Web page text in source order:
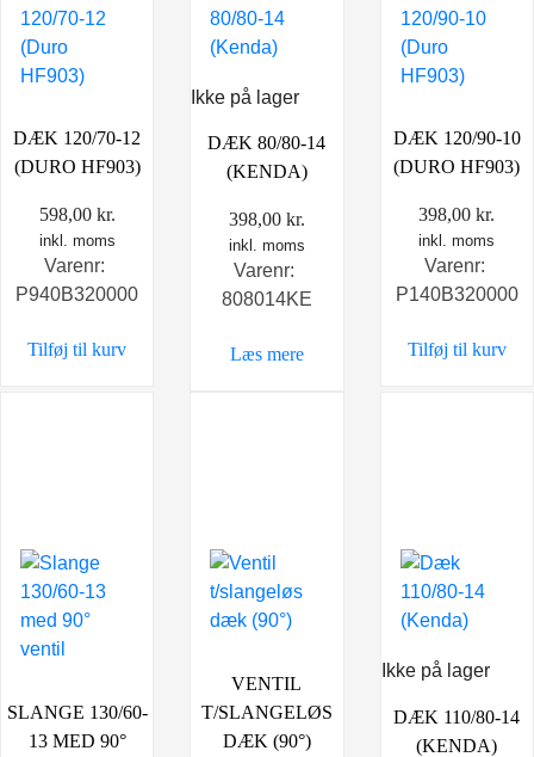
DÆK 120/70-12
(DURO HF903)
598,00 kr.
inkl. moms
Varenr:
P940B320000
Tilføj til kurv
Ikke på lager
DÆK 80/80-14
(KENDA)
398,00 kr.
inkl. moms
Varenr:
808014KE
Læs mere
DÆK 120/90-10
(DURO HF903)
398,00kr.
inkl. moms
Varenr:
P140B320000
Tilføj til kurv
SLANGE 130/60-
13 MED 90°
VENTIL
T/SLANGELØS
DÆK (90°)
Ikke på lager
DÆK 110/80-14
(KENDA)